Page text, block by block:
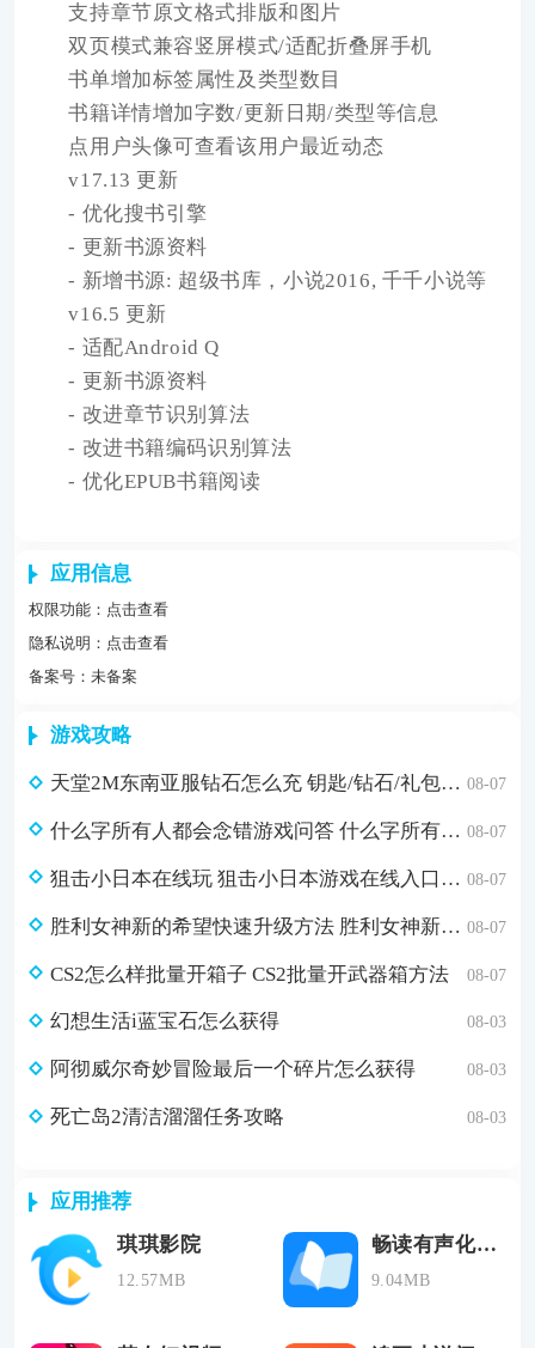
支持章节原文格式排版和图片
双页模式兼容竖屏模式/适配折叠屏手机
书单增加标签属性及类型数目
书籍详情增加字数/更新日期/类型等信息
点用户头像可查看该用户最近动态
v17.13 更新
- 优化搜书引擎
- 更新书源资料
- 新增书源: 超级书库，小说2016, 千千小说等
v16.5 更新
- 适配Android Q
- 更新书源资料
- 改进章节识别算法
- 改进书籍编码识别算法
- 优化EPUB书籍阅读
应用信息
权限功能： 点击查看
隐私说明： 点击查看
备案号：未备案
游戏攻略
天堂2M东南亚服钻石怎么充 钥匙/钻石/礼包自助充值 08-07
什么字所有人都会念错游戏问答 什么字所有人都会念错脑筋急转弯答案 08-07
狙击小日本在线玩 狙击小日本游戏在线入口分享 08-07
胜利女神新的希望快速升级方法 胜利女神新的希望怎么快速升级 08-07
CS2怎么样批量开箱子 CS2批量开武器箱方法 08-07
幻想生活i蓝宝石怎么获得 08-03
阿彻威尔奇妙冒险最后一个碎片怎么获得 08-03
死亡岛2清洁溜溜任务攻略 08-03
应用推荐
琪琪影院
12.57MB
畅读有声化平台
9.04MB